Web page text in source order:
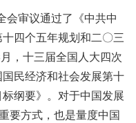
审议通过了《中共中
四个五年规划和二〇三
，十三届全国人大四次
民经济和社会发展第十
纲要》。对于中国发展
要方式，也是量度中国